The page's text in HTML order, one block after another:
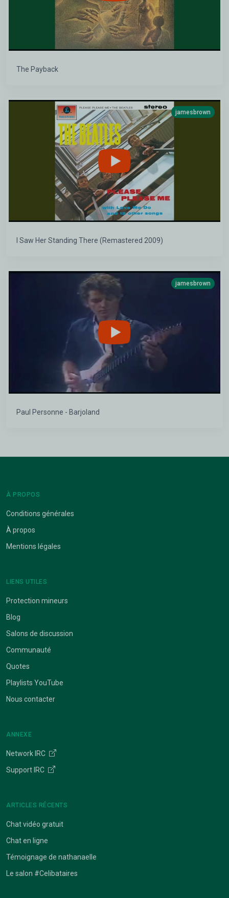
The Payback
jamesbrown
I Saw Her Standing There (Remastered 2009)
jamesbrown
Paul Personne - Barjoland
À PROPOS
Conditions générales
À propos
Mentions légales
LIENS UTILES
Protection mineurs
Blog
Salons de discussion
Communauté
Quotes
Playlists YouTube
Nous contacter
ANNEXE
Network IRC
Support IRC
ARTICLES RÉCENTS
Chat vidéo gratuit
Chat en ligne
Témoignage de nathanaelle
Le salon #Celibataires